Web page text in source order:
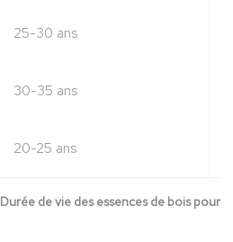
Durée de vie des essences de bois pour
25-30 ans
30-35 ans
20-25 ans